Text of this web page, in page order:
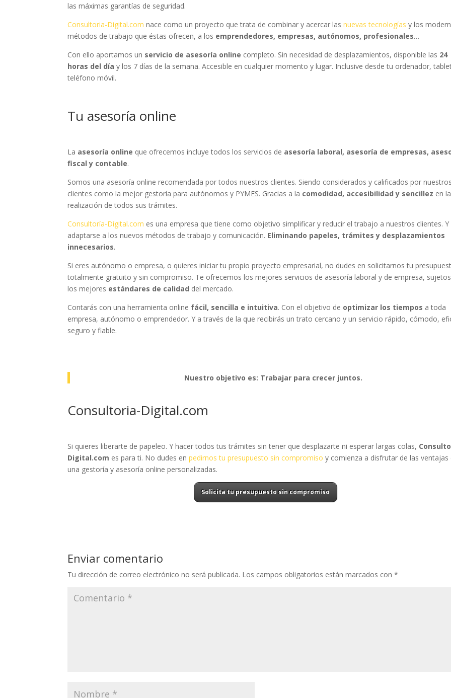
las máximas garantías de seguridad.
Consultoria-Digital.com nace como un proyecto que trata de combinar y acercar lasnuevas tecnologías y los
métodos de trabajo que éstas ofrecen, a los emprendedores, empresas, autónomos, profesionales…
Con ello aportamos un servicio de asesoría online completo. Sin necesidad de desplazamientos, disponible las 24
horas del día y los 7 días de la semana. Accesible en cualquier momento y lugar. Inclusive desde tu ordenador,
teléfono móvil.
Tu asesoría online
La asesoría online que ofrecemos incluye todos los servicios de asesoría laboral, asesoría de empresas,
fiscal y contable.
Somos una asesoría online recomendada por todos nuestros clientes. Siendo considerados y calificados por nuestros
clientes como la mejor gestoría para autónomos y PYMES. Gracias a la comodidad, accesibilidad y sencillez en la
realización de todos sus trámites.
Consultoría-Digital.com es una empresa que tiene como objetivo simplificar y reducir el trabajo a nuestros clientes. Y
adaptarse a los nuevos métodos de trabajo y comunicación. Eliminando papeles, trámites y desplazamientos
innecesarios.
Si eres autónomo o empresa, o quieres iniciar tu propio proyecto empresarial, no dudes en solicitarnos tu
totalmente gratuito y sin compromiso. Te ofrecemos los mejores servicios de asesoría laboral y de empresa,
los mejores estándares de calidad del mercado.
Contarás con una herramienta online fácil, sencilla e intuitiva. Con el objetivo de optimizar los tiempos a toda
empresa, autónomo o emprendedor. Y a través de la que recibirás un trato cercano y un servicio rápido, cómodo,
seguro y fiable.
Nuestro objetivo es: Trabajar para crecer juntos.
Consultoria-Digital.com
Si quieres liberarte de papeleo. Y hacer todos tus trámites sin tener que desplazarte ni esperar largas colas,
Digital.com es para ti. No dudes enpedirnos tu presupuesto sin compromiso y comienza a disfrutar de las ventajas
una gestoría y asesoría online personalizadas.
Solicita tu presupuesto sin compromiso
Enviar comentario
Tu dirección de correo electrónico no será publicada. Los campos obligatorios están marcados con*